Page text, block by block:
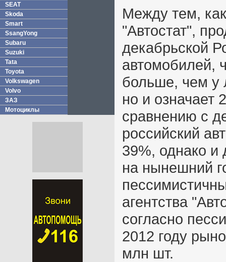
SEAT
Skoda
Smart
SsangYong
Subaru
Suzuki
Tata
Toyota
Volkswagen
Volvo
ЗАЗ
Мотоциклы
Между тем,
"Автостат",
декабрьской
автомобилей,
больше, чем у
но и означает
сравнению с
российский
39%, однако
на нынешний
агентства
согласно
2012 году
млн шт.